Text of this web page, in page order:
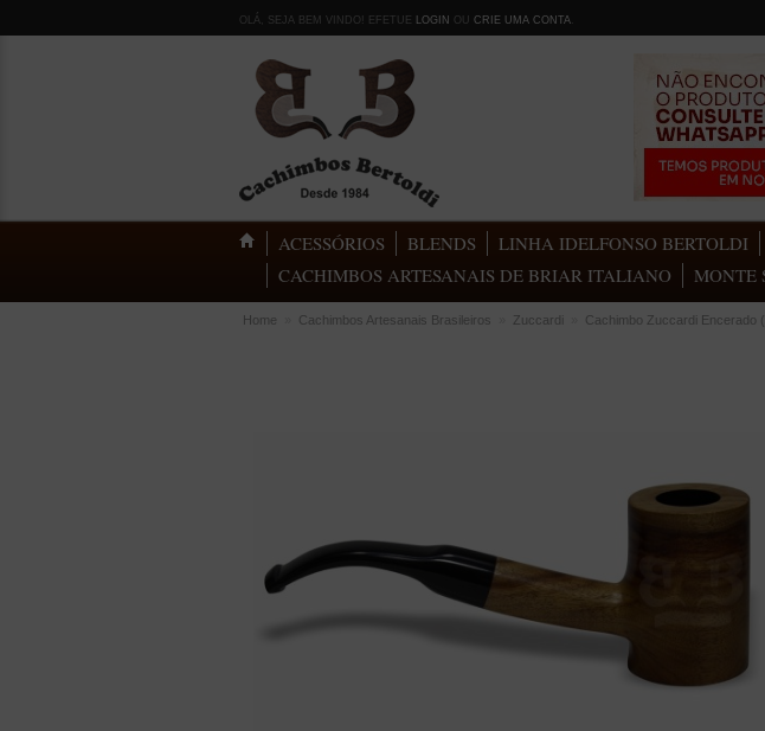
OLÁ, SEJA BEM VINDO! EFETUE LOGIN OU CRIE UMA CONTA.
ACESSÓRIOS BLENDS LINHA IDELFONSO BERTOLDI
CACHIMBOS ARTESANAIS DE BRIAR ITALIANO
MONTE
Home Cachimbos Artesanais Brasileiros Zuccardi Cachimbo Zuccardi Encerado